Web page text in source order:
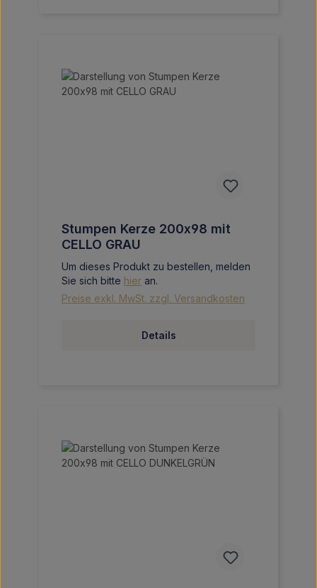
Stumpen Kerze 200x98 mit
CELLO GRAU
Um dieses Produkt zu bestellen, melden
Sie sich bitte hier an.
Preise exkl. MwSt. zzgl. Versandkosten
Details